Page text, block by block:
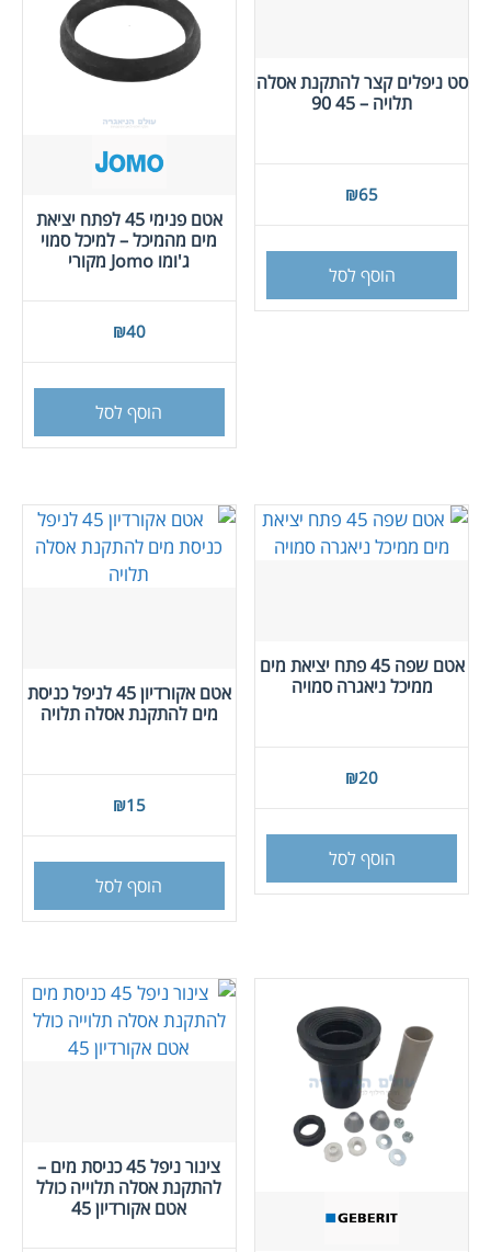
סט ניפלים קצר להתקנת אסלה
תלויה – 45 90
₪65
הוסף לסל
אטם פנימי 45 לפתח יציאת
מים מהמיכל – למיכל סמוי
ג'ומו Jomo מקורי
₪40
הוסף לסל
אטם שפה 45 פתח יציאת מים
ממיכל ניאגרה סמויה
₪20
הוסף לסל
אטם אקורדיון 45 לניפל כניסת
מים להתקנת אסלה תלויה
₪15
הוסף לסל
צינור ניפל 45 כניסת מים –
להתקנת אסלה תלוייה כולל
אטם אקורדיון 45